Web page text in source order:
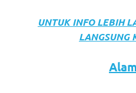
replicaUNTUK INFO LEBIH
LANGSUNG